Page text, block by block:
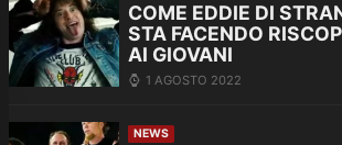
COME EDDIE DI
STA FACENDO
AI GIOVANI
1 AGOSTO 2022
NEWS